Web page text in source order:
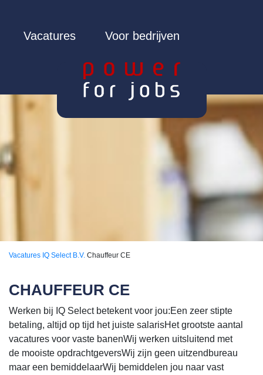
Vacatures Voor bedrijven
Vacatures IQ Select B.V. Chauffeur CE
CHAUFFEUR CE
Werken bij IQ Select betekent voor jou:Een zeer stipte
betaling, altijd op tijd het juiste salarisHet grootste aantal
vacatures voor vaste banenWij werken uitsluitend met
de mooiste opdrachtgeversWij zijn geen uitzendbureau
maar een bemiddelaarWij bemiddelen jou naar vast